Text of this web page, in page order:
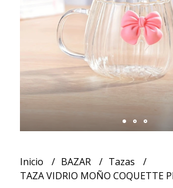
Inicio BAZAR
Tazas
TAZA VIDRIO MOÑO COQUETTE